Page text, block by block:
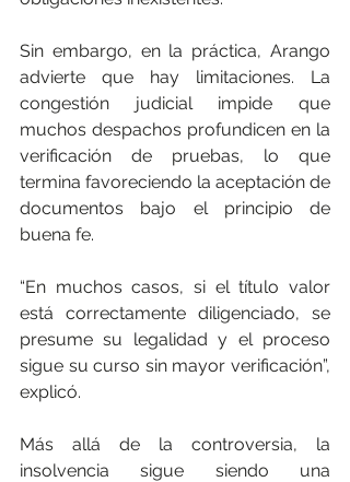
Sin embargo, en la práctica, Arango
advierte que hay limitaciones. La
congestión judicial impide que
muchos despachos profundicen en la
verificación de pruebas, lo que
termina favoreciendo la aceptación de
documentos bajo el principio de
buena fe.
“En muchos casos, si el título valor
está correctamente diligenciado, se
presume su legalidad y el proceso
sigue su curso sin mayor verificación”,
explicó.
Más allá de la controversia, la
insolvencia sigue siendo una